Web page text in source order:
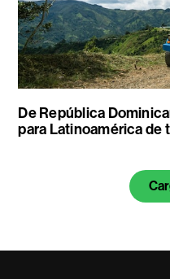
De República
para Latinoamérica de